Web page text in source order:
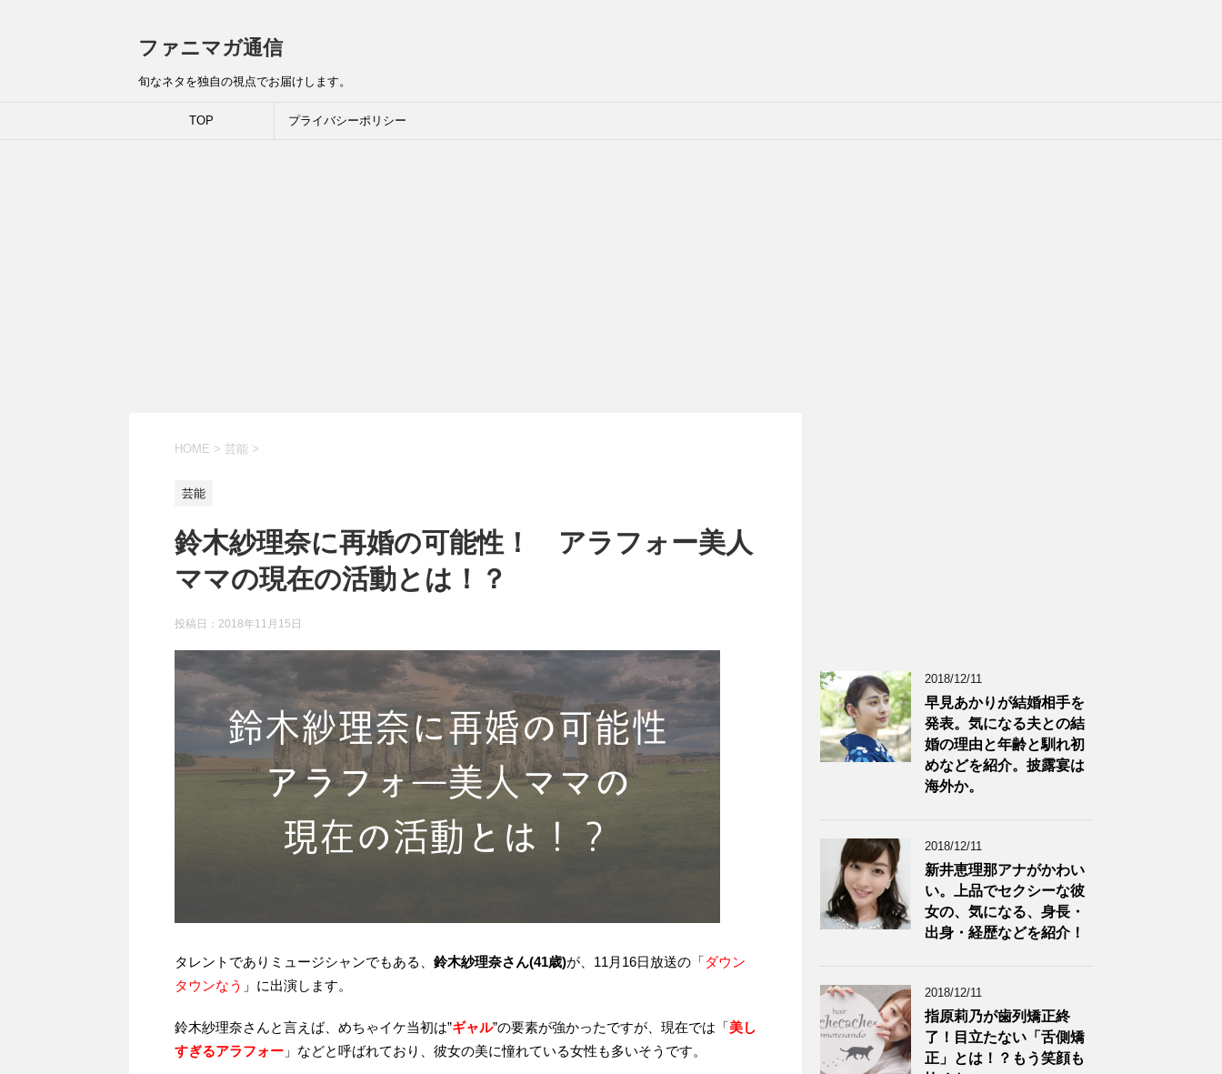
ファニマガ通信
旬なネタを独自の視点でお届けします。
TOP プライバシーポリシー
HOME > 芸能 >
芸能
鈴木紗理奈に再婚の可能性！ アラフォー美人
ママの現在の活動とは！？
投稿日： 2018年11月15日
タレントでありミュージシャンでもある、 鈴木紗理奈さん(41歳)が、11月16日放送の「ダウン
タウンなう 」に出演します。
鈴木紗理奈さんと言えば、めちゃイケ当初は”ギャル”の要素が強かったですが、現在では「美し
すぎるアラフォー 」などと呼ばれており、彼女の美に憧れている女性も多いそうです。
2018/12/11
早見あかりが結婚相手を
発表。気になる夫との結
婚の理由と年齢と馴れ初
めなどを紹介。披露宴は
海外か。
2018/12/11
新井恵理那アナがかわい
い。上品でセクシーな彼
女の、気になる、身長・
出身・経歴などを紹介！
2018/12/11
指原莉乃が歯列矯正終
了！目立たない「舌側矯
正」とは！？もう笑顔も